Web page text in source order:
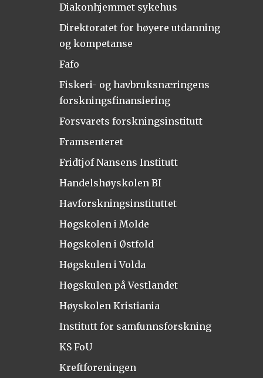
Diakonhjemmet sykehus
Direktoratet for høyere utdanning
og kompetanse
Fafo
Fiskeri- og havbruksnæringens
forskningsfinansiering
Forsvarets forskningsinstitutt
Framsenteret
Fridtjof Nansens Institutt
Handelshøyskolen BI
Havforskningsinstituttet
Høgskolen i Molde
Høgskolen i Østfold
Høgskulen i Volda
Høgskulen på Vestlandet
Høyskolen Kristiania
Institutt for samfunnsforskning
KS FoU
Kreftforeningen